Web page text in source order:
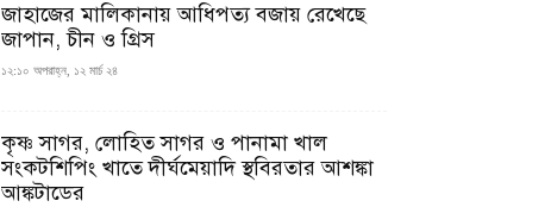
জাহাজের মালিকানায় আধিপত্য বজায় রেখেছে
জাপান, চীন ও গ্রিস
১২:১০ অপরাহ্ন, ১২ মার্চ ২৪
কৃষ্ণ সাগর, লোহিত সাগর ও পানামা খাল
সংকটশিপিং খাতে দীর্ঘমেয়াদি স্থবিরতার আশঙ্কা
আঙ্কটাডের